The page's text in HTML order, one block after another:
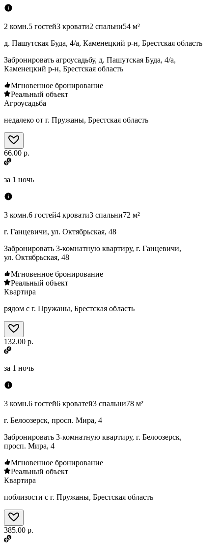
2 комн.5 гостей3 кровати2 спальни54 м²
д. Пашутская Буда, 4/а, Каменецкий р-н, Брестская область
Забронировать агроусадьбу, д. Пашутская Буда, 4/а,
Каменецкий р-н, Брестская область
Мгновенное бронирование
Реальный объект
Агроусадьба
недалеко от г. Пружаны, Брестская область
66.00 р.
за 1 ночь
3 комн.6 гостей4 кровати3 спальни72 м²
г. Ганцевичи, ул. Октябрьская, 48
Забронировать 3-комнатную квартиру, г. Ганцевичи,
ул. Октябрьская, 48
Мгновенное бронирование
Реальный объект
Квартира
рядом с г. Пружаны, Брестская область
132.00 р.
за 1 ночь
3 комн.6 гостей6 кроватей3 спальни78 м²
г. Белоозерск, просп. Мира, 4
Забронировать 3-комнатную квартиру, г. Белоозерск,
просп. Мира, 4
Мгновенное бронирование
Реальный объект
Квартира
поблизости с г. Пружаны, Брестская область
385.00 р.